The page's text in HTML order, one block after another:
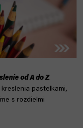
od A do Z.
pastelkami,
s rozdielmi